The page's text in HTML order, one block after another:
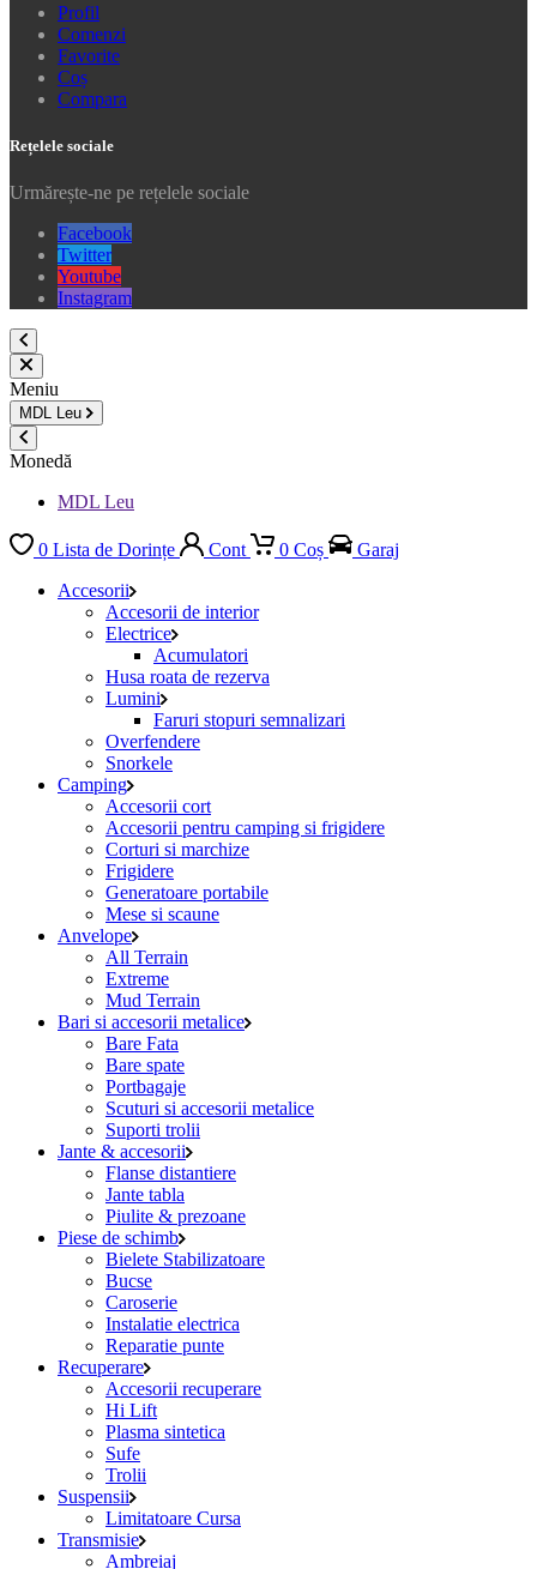
Profil
Comenzi
Favorite
Coș
Compara
Rețelele sociale
Urmărește-ne pe rețelele sociale
Facebook
Twitter
Youtube
Instagram
Meniu
MDL Leu
Monedă
MDL Leu
0 Lista de Dorințe Cont 0 Coș
Garaj
Accesorii
Accesorii de interior
Electrice
Acumulatori
Husa roata de rezerva
Lumini
Faruri stopuri semnalizari
Overfendere
Snorkele
Camping
Accesorii cort
Accesorii pentru camping si frigidere
Corturi si marchize
Frigidere
Generatoare portabile
Mese si scaune
Anvelope
All Terrain
Extreme
Mud Terrain
Bari si accesorii metalice
Bare Fata
Bare spate
Portbagaje
Scuturi si accesorii metalice
Suporti trolii
Jante & accesorii
Flanse distantiere
Jante tabla
Piulite & prezoane
Piese de schimb
Bielete Stabilizatoare
Bucse
Caroserie
Instalatie electrica
Reparatie punte
Recuperare
Accesorii recuperare
Hi Lift
Plasma sintetica
Sufe
Trolii
Suspensii
Limitatoare Cursa
Transmisie
Ambreiaj